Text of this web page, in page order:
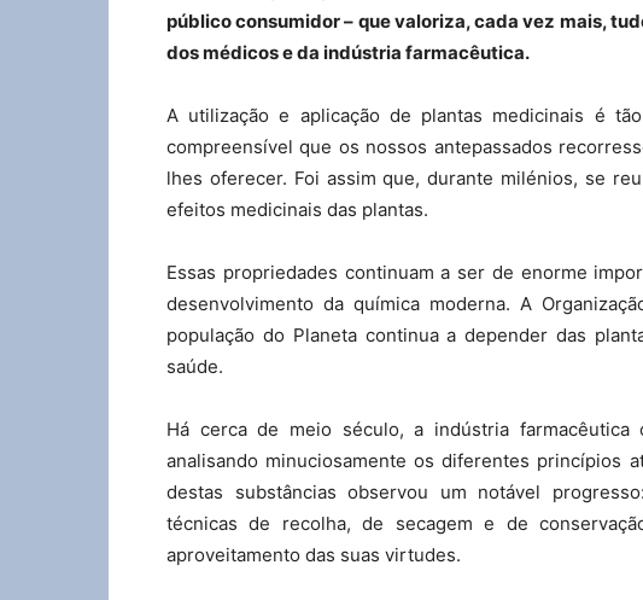
público consumidor – que valoriza, cada vez mais,
dos médicos e da indústria farmacêutica.
A utilização e aplicação de plantas medicinais é
compreensível que os nossos antepassados
lhes oferecer. Foi assim que, durante milénios, se
efeitos medicinais das plantas.
Essas propriedades continuam a ser de enorme
desenvolvimento da química moderna. A
população do Planeta continua a depender das
saúde.
Há cerca de meio século, a indústria farmacêutica
analisando minuciosamente os diferentes princípios
destas substâncias observou um notável
técnicas de recolha, de secagem e de
aproveitamento das suas virtudes.